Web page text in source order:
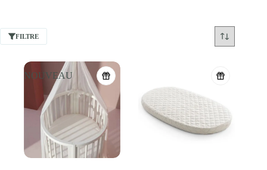
renforcent sa sécurité. Parmi les produits phares de la marque : la
chaise haute évolutive Tripp Trapp, le berceau et lit Sleepi, la
site en ligne de Mille Lunes ou en magasin.
En décembre 2021, BABYZEN devient la propriété
d’un Acteur
Majeur de la puériculture,le Norvégien STOKKE
. BABYZEN
YOYO fait désormais partie intégrante de la famille Stokke®.
FILTRE
NOUVEAU